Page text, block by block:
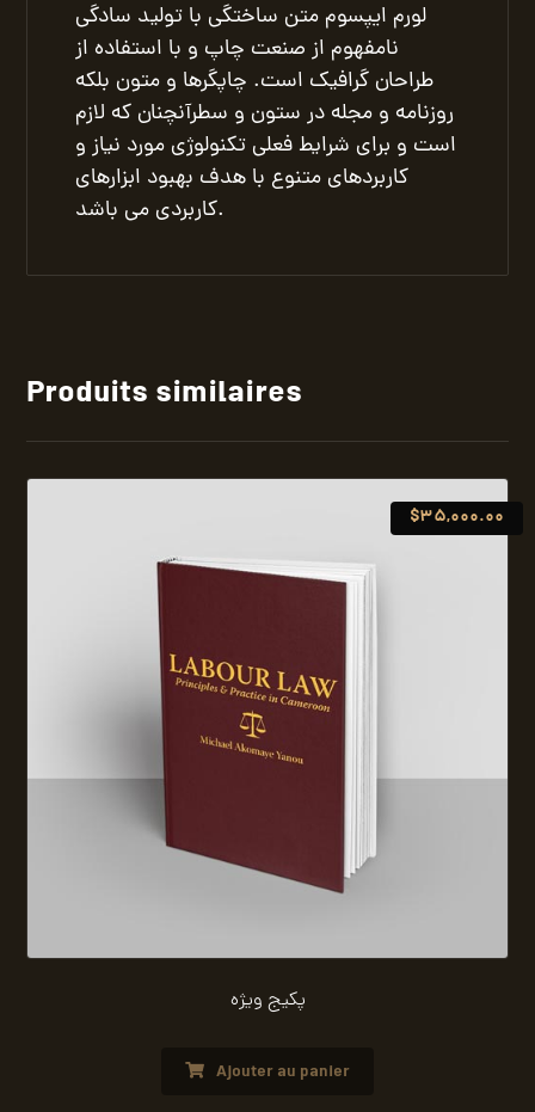
لورم ایپسوم متن ساختگی با تولید سادگی
نامفهوم از صنعت چاپ و با استفاده از
طراحان گرافیک است. چاپگرها و متون بلکه
روزنامه و مجله در ستون و سطرآنچنان که لازم
است و برای شرایط فعلی تکنولوژی مورد نیاز و
کاربردهای متنوع با هدف بهبود ابزارهای
کاربردی می باشد.
Produits similaires
پکیج ویژه
$35,000.00
Ajouter au panier